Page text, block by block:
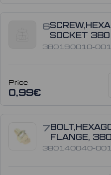
6
SOCKET
0012
380190010-
Price
0,99€
7
FLANGE,
0012
380140040-